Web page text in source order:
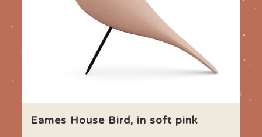
Eames House Bird, in soft pink